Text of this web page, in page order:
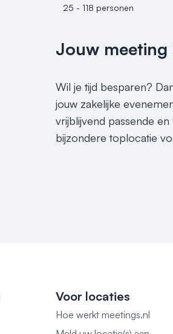
25 - 118 personen
Jouw meeting
Wil je tijd besparen?
jouw zakelijke
vrijblijvend passende
bijzondere toplocatie
Voor locaties
Hoe werkt meetings.nl